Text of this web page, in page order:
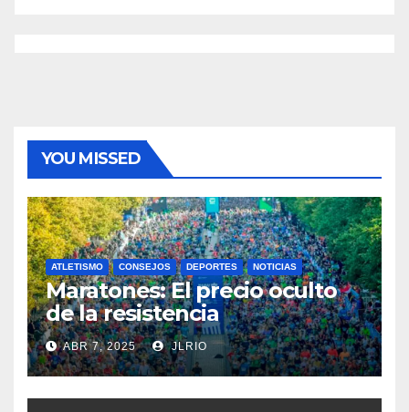
YOU MISSED
ATLETISMO CONSEJOS DEPORTES NOTICIAS
Maratones: El precio oculto
de la resistencia
ABR 7, 2025 JLRIO